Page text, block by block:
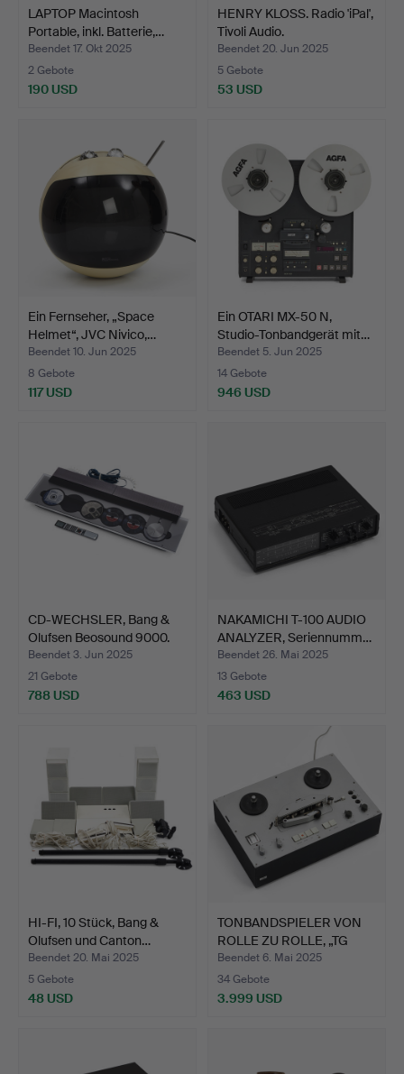
LAPTOP Macintosh
Portable, inkl. Batterie,…
Beendet 17. Okt 2025
2 Gebote
190 USD
HENRY KLOSS. Radio 'iPal',
Tivoli Audio.
Beendet 20. Jun 2025
5 Gebote
53 USD
Ein Fernseher, „Space
Helmet“, JVC Nivico,…
Beendet 10. Jun 2025
8 Gebote
117 USD
Ein OTARI MX-50 N,
Studio-Tonbandgerät mit…
Beendet 5. Jun 2025
14 Gebote
946 USD
CD-WECHSLER, Bang &
Olufsen Beosound 9000.
Beendet 3. Jun 2025
21 Gebote
788 USD
NAKAMICHI T-100 AUDIO
ANALYZER, Seriennumm…
Beendet 26. Mai 2025
13 Gebote
463 USD
HI-FI, 10 Stück, Bang &
Olufsen und Canton…
Beendet 20. Mai 2025
5 Gebote
48 USD
TONBANDSPIELER VON
ROLLE ZU ROLLE, „TG
502…
Beendet 6. Mai 2025
34 Gebote
3.999 USD